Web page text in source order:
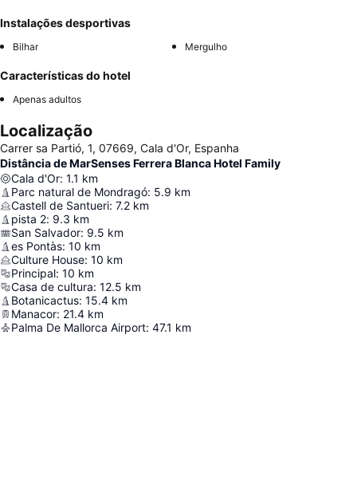
Instalações desportivas
Bilhar Mergulho
Características do hotel
Apenas adultos
Localização
Carrer sa Partió, 1, 07669, Cala d'Or, Espanha
Distância de MarSenses Ferrera Blanca Hotel Family
Cala d'Or: 1.1 km
Parc natural de Mondragó: 5.9 km
Castell de Santueri: 7.2 km
pista 2: 9.3 km
San Salvador: 9.5 km
es Pontàs: 10 km
Culture House: 10 km
Principal: 10 km
Casa de cultura: 12.5 km
Botanicactus: 15.4 km
Manacor: 21.4 km
Palma De Mallorca Airport: 47.1 km